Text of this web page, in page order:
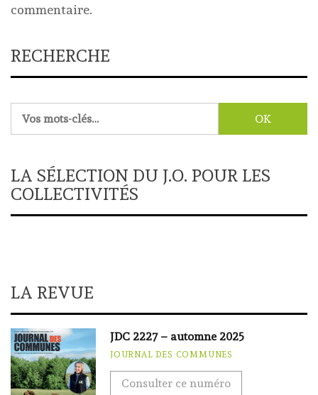
commentaire.
RECHERCHE
LA SÉLECTION DU J.O. POUR LES
COLLECTIVITÉS
LA REVUE
JDC 2227 – automne 2025
JOURNAL DES COMMUNES
Consulter ce numéro